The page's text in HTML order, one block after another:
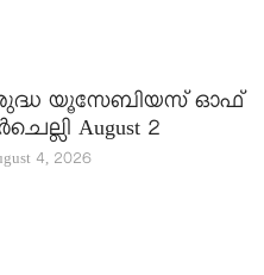
യൂസേബിയസ് ഓഫ്
August 2
4, 2026